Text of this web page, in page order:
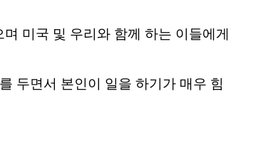
미국 및 우리와 함께 하는 이들에게
두면서 본인이 일을 하기가 매우 힘